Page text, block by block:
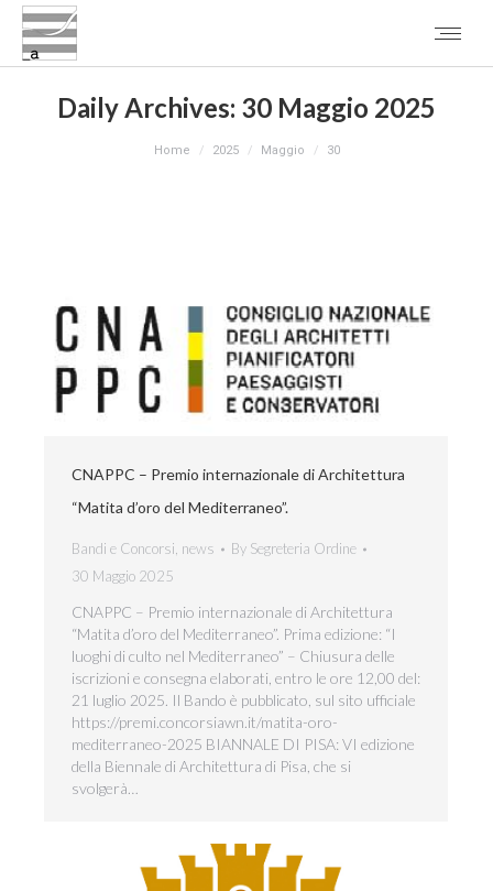
Daily Archives: 30 Maggio 2025
Home 2025 Maggio 30
CNAPPC – Premio internazionale di Architettura
“Matita d’oro del Mediterraneo”.
Bandi e Concorsi, news By Segreteria Ordine
30 Maggio 2025
CNAPPC – Premio internazionale di Architettura
“Matita d’oro del Mediterraneo”. Prima edizione: “I
luoghi di culto nel Mediterraneo” – Chiusura delle
iscrizioni e consegna elaborati, entro le ore 12,00 del:
21 luglio 2025. Il Bando è pubblicato, sul sito ufficiale
https://premi.concorsiawn.it/matita-oro-
mediterraneo-2025 BIANNALE DI PISA: VI edizione
della Biennale di Architettura di Pisa, che si
svolgerà…